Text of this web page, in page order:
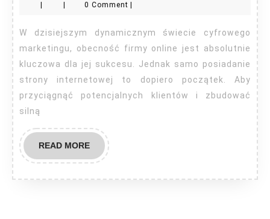
agencji
SEO
pomagają
firmom
na
danym
0 Comment
W dzisiejszym dynamicznym świecie cyfrowego
marketingu, obecność firmy online jest absolutnie
kluczowa dla jej sukcesu. Jednak samo posiadanie
strony internetowej to dopiero początek. Aby
przyciągnąć potencjalnych klientów i zbudować
silną
READ MOREREAD
MORE